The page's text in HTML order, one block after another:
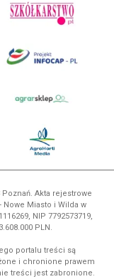
Akta rejestrowe
Nowe Miasto i Wilda w
NIP 7792573719,
PLN.
portalu treści są
i chronione prawem
treści jest zabronione.